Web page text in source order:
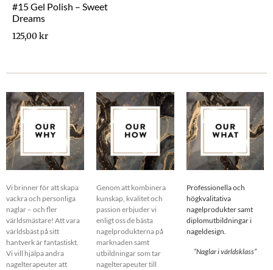
#15 Gel Polish – Sweet
Dreams
125,00kr
Vi brinner för att skapa
vackra och personliga
naglar – och fler
världsmästare! Att vara
världsbäst på sitt
hantverk är fantastiskt.
Vi vill hjälpa andra
nagelterapeuter att
Genom att kombinera
kunskap, kvalitet och
passion erbjuder vi
enligt oss de bästa
nagelprodukterna på
marknaden samt
utbildningar som tar
nagelterapeuter till
Professionella och
högkvalitativa
nagelprodukter samt
diplomutbildningar i
nageldesign.
”Naglar i världsklass”